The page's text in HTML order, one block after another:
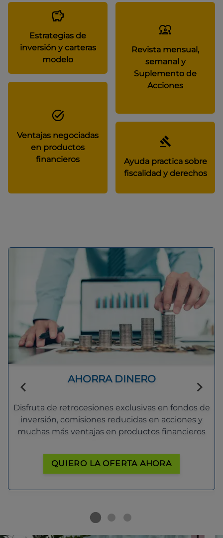
Estrategias de
inversión y carteras
modelo
Revista mensual,
semanal y
Suplemento de
Acciones
Ventajas negociadas
en productos
financieros
Ayuda practica sobre
fiscalidad y derechos
AHORRA DINERO
Disfruta de retrocesiones exclusivas en fondos de
inversión, comisiones reducidas en acciones y
muchas más ventajas en productos financieros
QUIERO LA OFERTA AHORA